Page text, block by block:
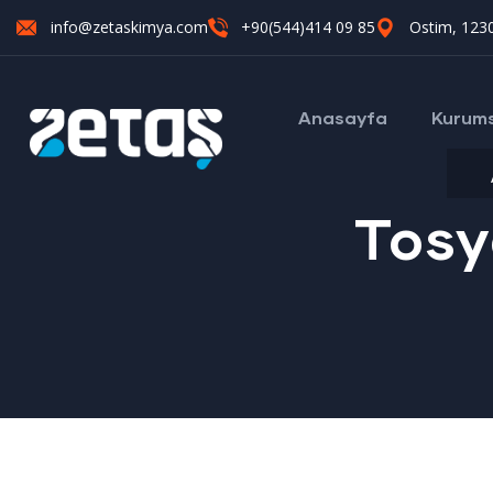
info@zetaskimya.com +90(544)414 09 85 Ostim,
Anasayfa